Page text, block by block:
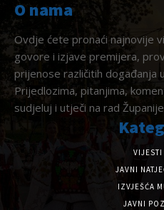
O nama
Ovdje ćete pronaći najnovije
govore i izjave premijera,
prijenose različitih događanja
Prijedlozima, pitanjima,
sudjeluj i utječi na rad
VIJESTI
JAVNI
IZVJEŠĆA
JAVNI